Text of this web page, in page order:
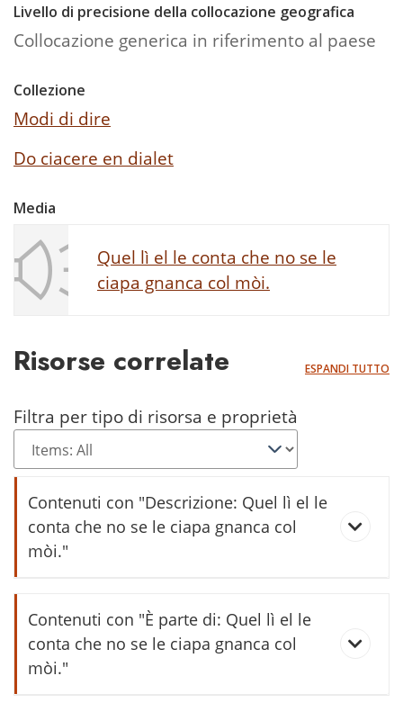
Livello di precisione della collocazione geografica
Collocazione generica in riferimento al paese
Collezione
Modi di dire
Do ciacere en dialet
Media
Quel lì el le conta che no se le
ciapa gnanca col mòi.
Risorse correlate ESPANDI TUTTO
Filtra per tipo di risorsa e proprietà
Contenuti con "Descrizione: Quel lì el le
conta che no se le ciapa gnanca col
mòi."
Raccolta di Roberto Pedrotti
Contenuti con "È parte di: Quel lì el le
conta che no se le ciapa gnanca col
mòi."